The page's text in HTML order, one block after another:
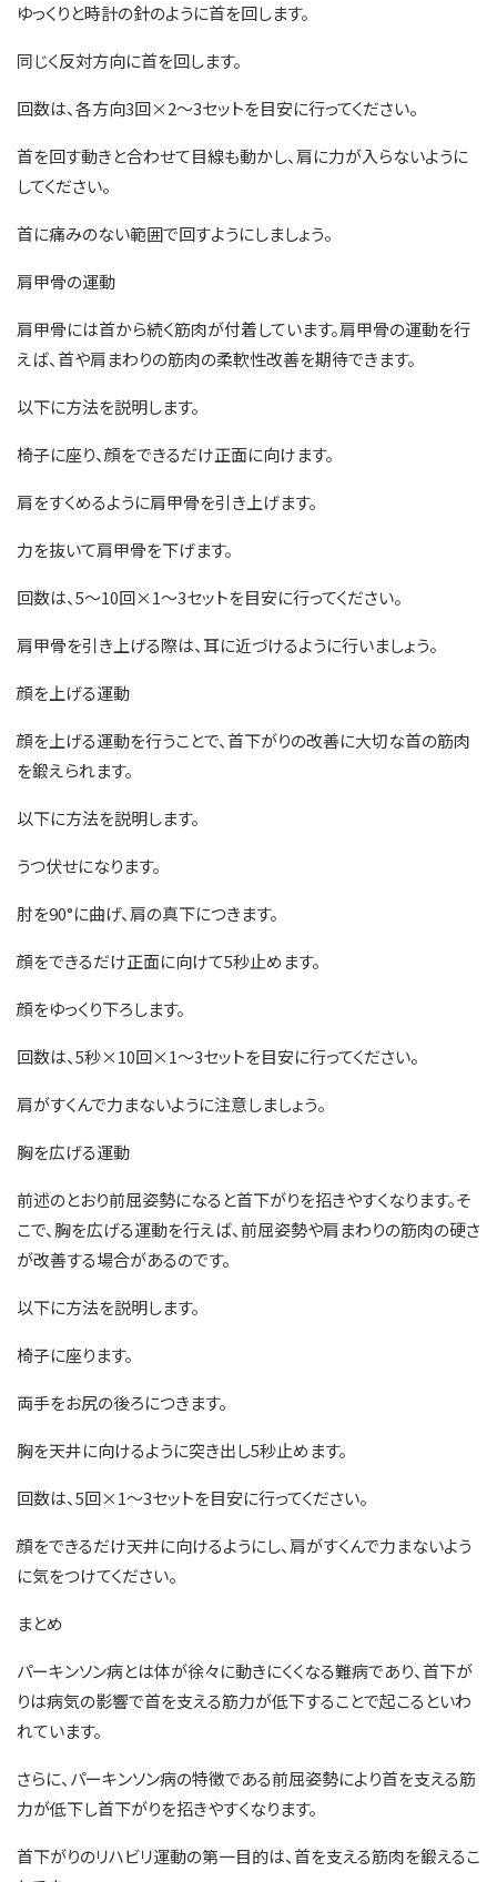
ゆっくりと時計の針のように首を回します。
同じく反対方向に首を回します。
回数は、各方向3回×2〜3セットを目安に行ってください。
首を回す動きと合わせて目線も動かし、肩に力が入らないように
してください。
首に痛みのない範囲で回すようにしましょう。
肩甲骨の運動
肩甲骨には首から続く筋肉が付着しています。肩甲骨の運動を行
えば、首や肩まわりの筋肉の柔軟性改善を期待できます。
以下に方法を説明します。
椅子に座り、顔をできるだけ正面に向けます。
肩をすくめるように肩甲骨を引き上げます。
力を抜いて肩甲骨を下げます。
回数は、5〜10回×1〜3セットを目安に行ってください。
肩甲骨を引き上げる際は、耳に近づけるように行いましょう。
顔を上げる運動
顔を上げる運動を行うことで、首下がりの改善に大切な首の筋肉
を鍛えられます。
以下に方法を説明します。
うつ伏せになります。
肘を90°に曲げ、肩の真下につきます。
顔をできるだけ正面に向けて5秒止めます。
顔をゆっくり下ろします。
回数は、5秒×10回×1〜3セットを目安に行ってください。
肩がすくんで力まないように注意しましょう。
胸を広げる運動
前述のとおり前屈姿勢になると首下がりを招きやすくなります。そ
こで、胸を広げる運動を行えば、前屈姿勢や肩まわりの筋肉の硬さ
が改善する場合があるのです。
以下に方法を説明します。
椅子に座ります。
両手をお尻の後ろにつきます。
胸を天井に向けるように突き出し5秒止めます。
回数は、5回×1〜3セットを目安に行ってください。
顔をできるだけ天井に向けるようにし、肩がすくんで力まないよう
に気をつけてください。
まとめ
パーキンソン病とは体が徐々に動きにくくなる難病であり、首下が
りは病気の影響で首を支える筋力が低下することで起こるといわ
れています。
さらに、パーキンソン病の特徴である前屈姿勢により首を支える筋
力が低下し首下がりを招きやすくなります。
首下がりのリハビリ運動の第一目的は、首を支える筋肉を鍛えるこ